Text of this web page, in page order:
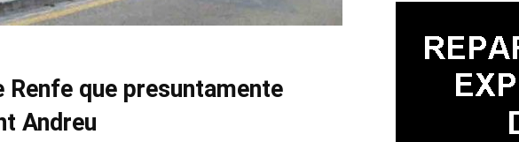
que presuntamente
Andreu